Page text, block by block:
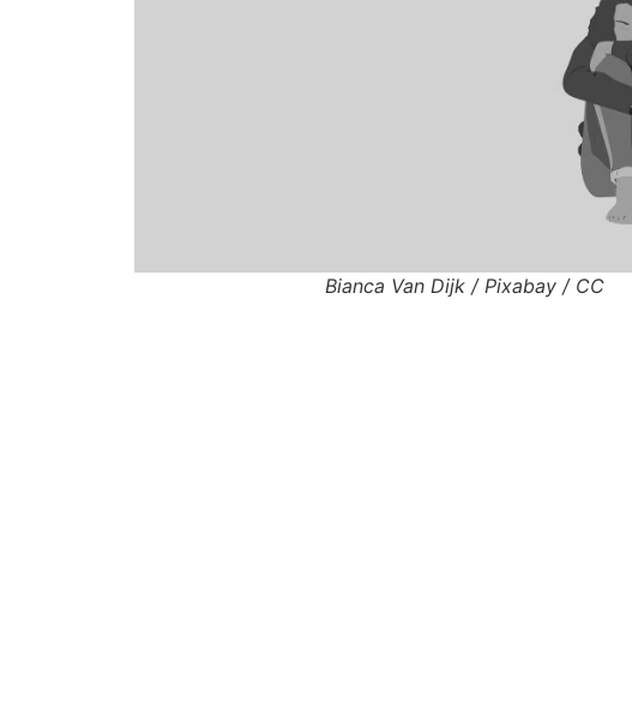
Bianca Van Dijk / Pixabay / CC